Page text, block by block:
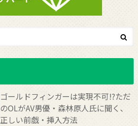
ゴールドフィンガーは実現不可!?ただ
のOLがAV男優・森林原人氏に聞く、
正しい前戯・挿入方法